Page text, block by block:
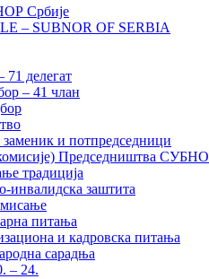
Србије
– SUBNOR OF SERBIA
делегат
– 41 члан
и потпредседници
Председништва
традиција
инвалидска заштита
питања
и кадровска питања
сарадња
– 24.